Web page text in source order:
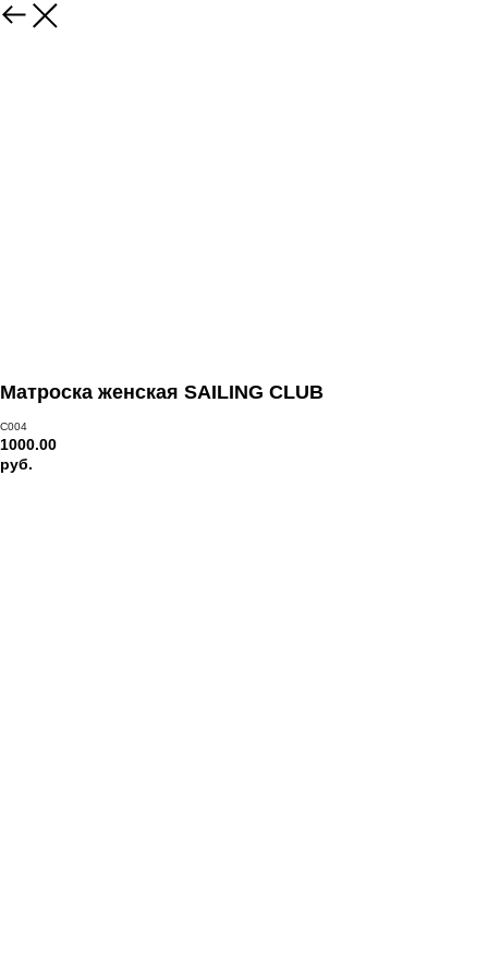
Матроска женская SAILING CLUB
C004
1000.00
руб.